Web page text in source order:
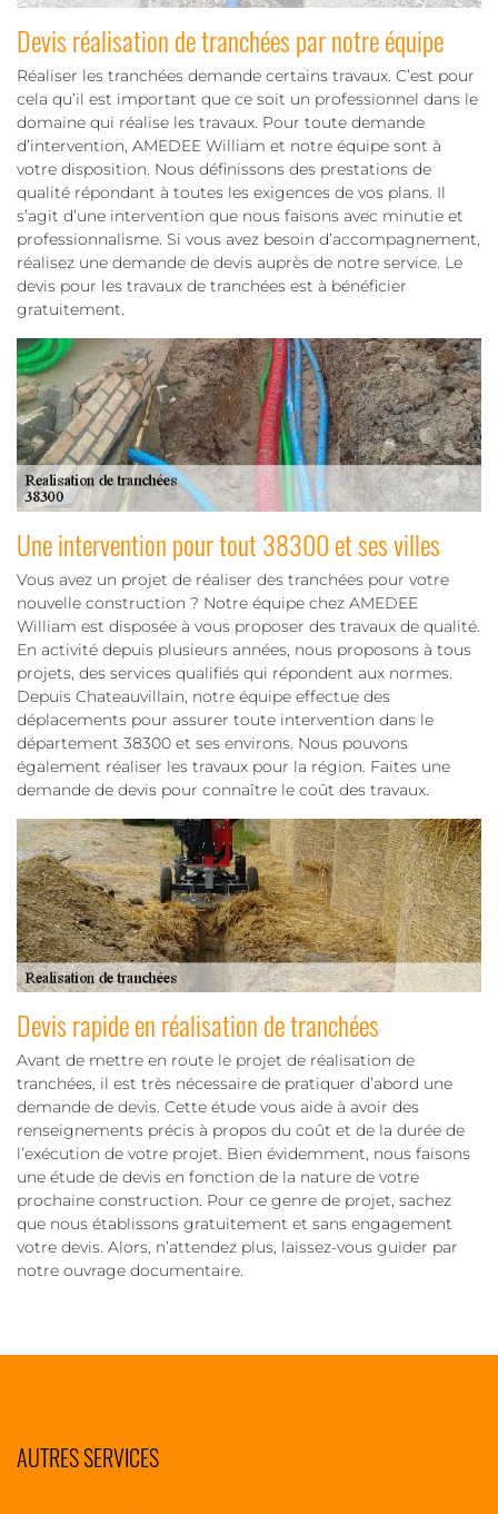
Devis réalisation de tranchées par notre équipe
Réaliser les tranchées demande certains travaux. C’est pour
cela qu’il est important que ce soit un professionnel dans le
domaine qui réalise les travaux. Pour toute demande
d’intervention, AMEDEE William et notre équipe sont à
votre disposition. Nous définissons des prestations de
qualité répondant à toutes les exigences de vos plans. Il
s’agit d’une intervention que nous faisons avec minutie et
professionnalisme. Si vous avez besoin d’accompagnement,
réalisez une demande de devis auprès de notre service. Le
devis pour les travaux de tranchées est à bénéficier
gratuitement.
Une intervention pour tout 38300 et ses villes
Vous avez un projet de réaliser des tranchées pour votre
nouvelle construction ? Notre équipe chez AMEDEE
William est disposée à vous proposer des travaux de qualité.
En activité depuis plusieurs années, nous proposons à tous
projets, des services qualifiés qui répondent aux normes.
Depuis Chateauvillain, notre équipe effectue des
déplacements pour assurer toute intervention dans le
département 38300 et ses environs. Nous pouvons
également réaliser les travaux pour la région. Faites une
demande de devis pour connaître le coût des travaux.
Devis rapide en réalisation de tranchées
Avant de mettre en route le projet de réalisation de
tranchées, il est très nécessaire de pratiquer d’abord une
demande de devis. Cette étude vous aide à avoir des
renseignements précis à propos du coût et de la durée de
l’exécution de votre projet. Bien évidemment, nous faisons
une étude de devis en fonction de la nature de votre
prochaine construction. Pour ce genre de projet, sachez
que nous établissons gratuitement et sans engagement
votre devis. Alors, n’attendez plus, laissez-vous guider par
notre ouvrage documentaire.
AUTRES SERVICES